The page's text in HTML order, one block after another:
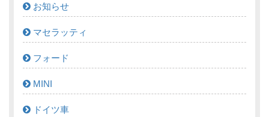
お知らせ
マセラッティ
フォード
MINI
ドイツ車